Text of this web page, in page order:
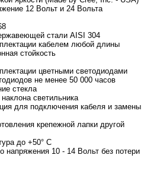
12 Вольт и 24 Вольта
стали AISI 304
кабелем любой длины
стойкость
цветными светодиодами
не менее 50 000 часов
стекла
светильника
для подключения кабеля и замены
крепежной лапки другой
до +50° С
напряжения 10 - 14 Вольт без потери